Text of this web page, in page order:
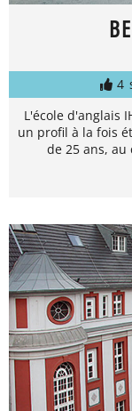
4
L'école d'anglais
un profil à la fois
de 25 ans,